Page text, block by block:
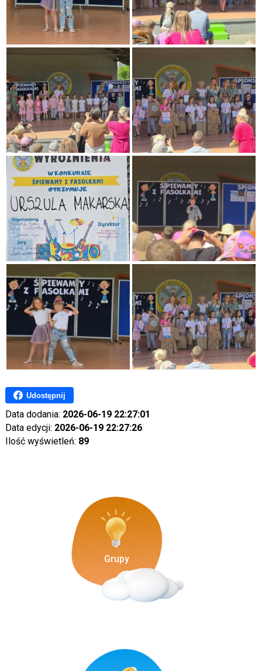
Udostępnij
Data dodania: 2026-06-19 22:27:01
Data edycji: 2026-06-19 22:27:26
Ilość wyświetleń: 89
Grupy